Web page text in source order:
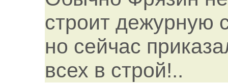
строит дежурную
но сейчас
всех в строй!..